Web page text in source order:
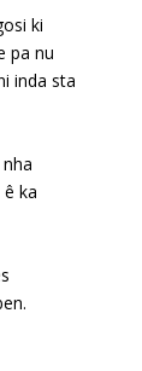
ki
pa nu
inda sta
ka